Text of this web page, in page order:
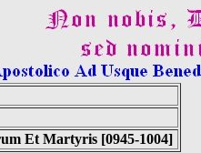
Et Martyris [0945-1004]